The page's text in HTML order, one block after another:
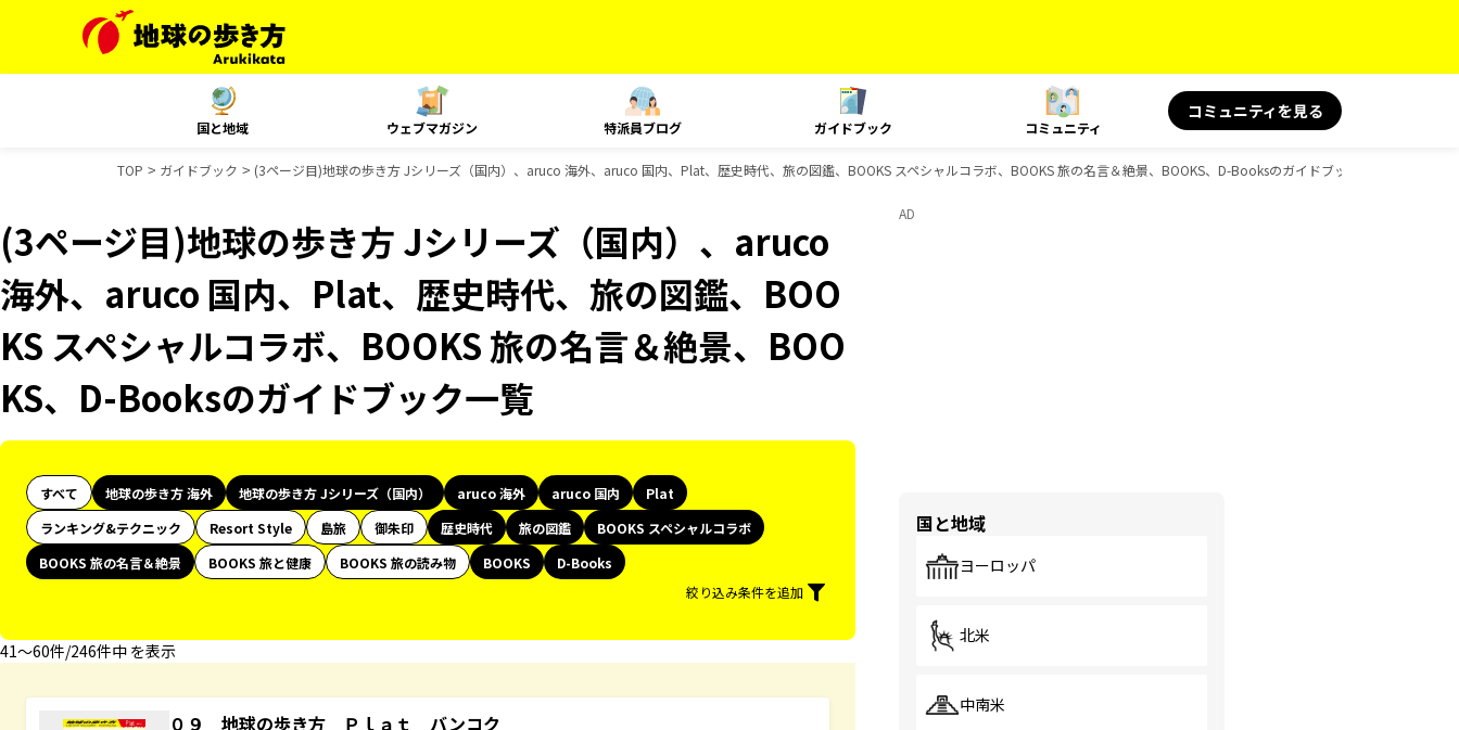
国と地域 ウェブマガジン 特派員ブログ ガイドブック コミュニティ
コミュニティを見る
TOP ガイドブック (3ページ目)地球の歩き方 Jシリーズ（国内）、aruco 海外、aruco 国内、Plat、歴史時代、旅の図鑑、BOOKS スペシャルコラボ、BOOKS 旅の名言＆絶景、BOOKS、D-Booksのガイドブック一覧
(3ページ目)地球の歩き方 Jシリーズ（国内）、aruco
海外、aruco 国内、Plat、歴史時代、旅の図鑑、BOO
KS スペシャルコラボ、BOOKS 旅の名言＆絶景、BOO
KS、D-Booksのガイドブック一覧
すべて 地球の歩き方 海外 地球の歩き方 Jシリーズ（国内） aruco 海外 aruco 国内
Plat
ランキング&テクニック
Resort Style 島旅 御朱印 歴史時代 旅の図鑑
BOOKS スペシャルコラボ
BOOKS 旅の名言＆絶景
BOOKS 旅と健康 BOOKS 旅の読み物 BOOKS
D-Books
絞り込み条件を追加
41〜60件/246件中 を表示
０９ 地球の歩き方 Ｐｌａｔ バンコク
AD
国と地域
ヨーロッパ
北米
中南米